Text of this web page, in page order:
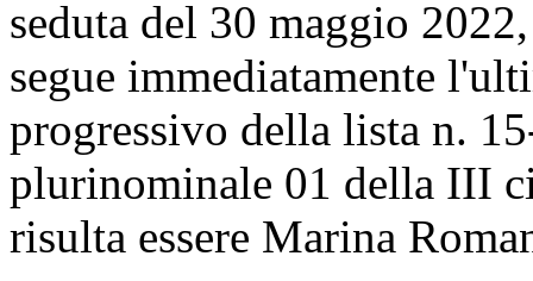
seduta del 30 maggio
segue immediatamente
progressivo della lista n.
plurinominale 01 della III
risulta essere Marina